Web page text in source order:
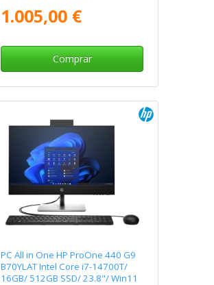
1.005,00 €
Comprar
PC All in One HP ProOne 440 G9
B70YLAT Intel Core i7-14700T/
16GB/ 512GB SSD/ 23.8"/ Win11